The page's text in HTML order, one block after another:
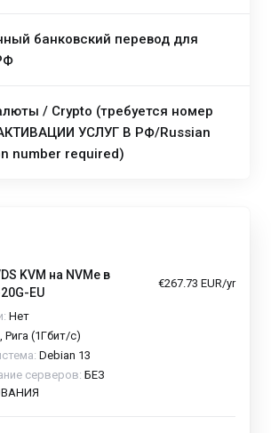
банковский перевод для
/ Crypto (требуется номер
УСЛУГ В РФ/Russian
number required)
KVM на NVMe в
EU
€267.73 EUR/yr
Нет
Рига (1Гбит/с)
Debian 13
серверов: БЕЗ